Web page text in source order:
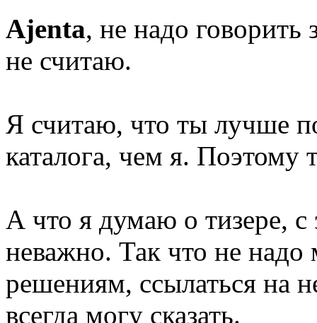
Ajenta, не надо говорить
не считаю.
Я считаю, что ты лучше
каталога, чем я. Поэтому
А что я думаю о тизере,
неважно. Так что не
решениям, ссылаться на
всегда могу сказать.